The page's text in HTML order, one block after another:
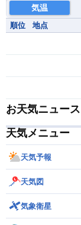
気温
順位 地点
お天気ニュース
天気メニュー
天気予報
天気図
気象衛星